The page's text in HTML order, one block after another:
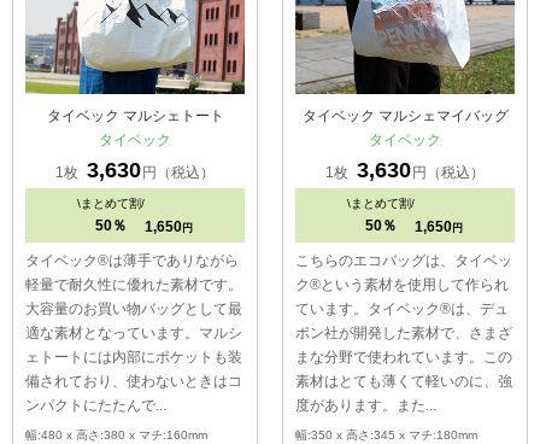
タイベック マルシェトート
タイベック
1枚 3,630 円（税込）
\まとめて割/
50％ 1,650 円
タイベック®は薄手でありながら
軽量で耐久性に優れた素材です。
大容量のお買い物バッグとして最
適な素材となっています。マルシ
ェトートには内部にポケットも装
備されており、使わないときはコ
ンパクトにたたんで...
幅:480 x 高さ:380 x マチ:160mm
タイベック マルシェマイバッグ
タイベック
1枚 3,630 円（税込）
\まとめて割/
50％ 1,650 円
こちらのエコバッグは、タイベッ
ク®という素材を使用して作られ
ています。タイベック®は、デュ
ポン社が開発した素材で、さまざ
まな分野で使われています。この
素材はとても薄くて軽いのに、強
度があります。また...
幅:350 x 高さ:345 x マチ:180mm